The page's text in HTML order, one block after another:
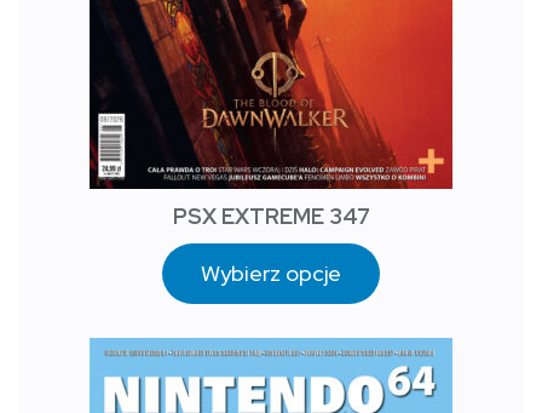
PSX EXTREME 347
Wybierz opcje